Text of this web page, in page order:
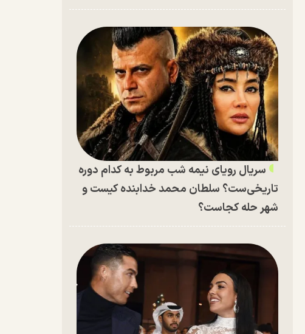
سریال رویای نیمه شب مربوط به کدام دوره
تاریخی‌ست؟ سلطان محمد خدابنده کیست و
شهر حله کجاست؟